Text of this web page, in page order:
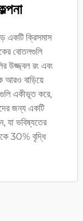
একটি ক্রিসমাস
বোতলগুলি
উজ্জ্বল রং এবং
আরও বাড়িয়ে
একীভূত করে,
জন্য একটি
যা ভবিষ্যতের
30% বৃদ্ধি